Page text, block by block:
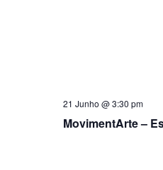
21 Junho @ 3:30 pm
MovimentArte –